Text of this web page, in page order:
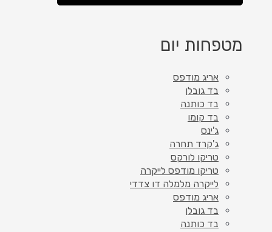
מטפחות יום
אריג מודפס
בד גובלן
בד כותנה
בד קומו
ג'ינס
ג'קרד תחרה
טריקו לורקס
טריקו מודפס לייקרה
לייקרה מלמלה דו צדדי
אריג מודפס
בד גובלן
בד כותנה